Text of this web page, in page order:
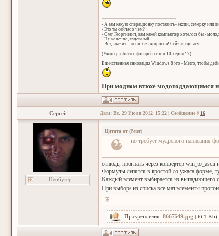
- А вам какую операционку поставить - экспи, семерку или
- Это ты сейчас о чем?
- Олег Георгиевич, вам какой компьютер хотелось бы -
- Ну, конечно, надежный!
- Вот, значит - экспи, без вопросов! Сейчас сделаем...
(Улицы разбитых фонарей, сезон 10, серия 17)
Единственная инновация Windows 8 это - Metro, чтобы
При модном втюхе модоподдающимся
Сергей Дата: Вс, 29 Июля 2012, 15:22 | Сообщение # 16
Необукер
Цитата от (Peter)
но требует мудреного написания
отнюдь, прогнать через конвертер win_to_ascii
Формулы лепятся в простой до ужаса форме,
Каждый элемент выбирается из выпадающего
При выборе из списка все мат.элементы
Прикрепления: 8667649.jpg (36.1 Kb)